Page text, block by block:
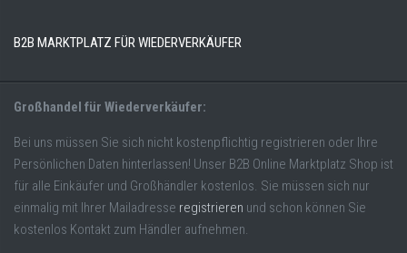
B2B MARKTPLATZ FÜR WIEDERVERKÄUFER
Großhandel für Wiederverkäufer:
Bei uns müssen Sie sich nicht kostenpflichtig registrieren oder Ihre
Persönlichen Daten hinterlassen! Unser B2B Online Marktplatz Shop ist
für alle Einkäufer und Großhändler kostenlos. Sie müssen sich nur
einmalig mit Ihrer Mailadresse registrieren und schon können Sie
kostenlos Kontakt zum Händler aufnehmen.